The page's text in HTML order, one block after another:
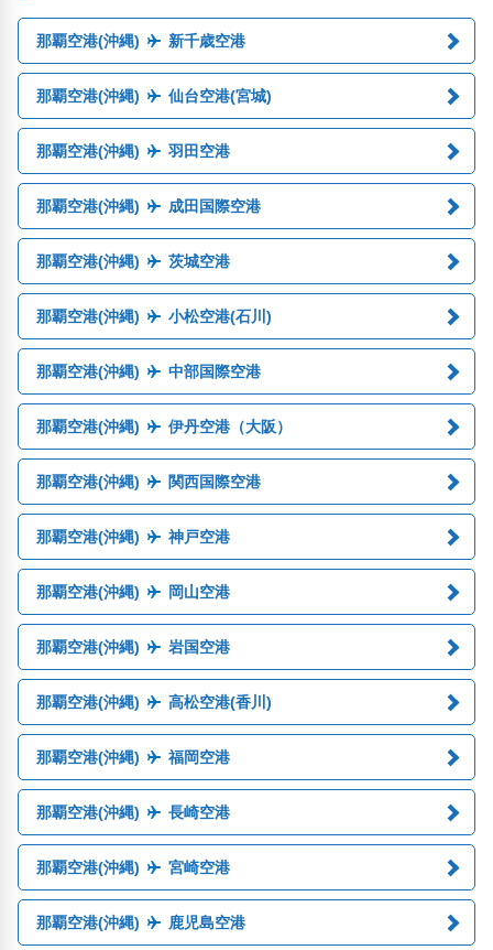
那覇空港(沖縄) 新千歳空港
那覇空港(沖縄) 仙台空港(宮城)
那覇空港(沖縄) 羽田空港
那覇空港(沖縄) 成田国際空港
那覇空港(沖縄) 茨城空港
那覇空港(沖縄) 小松空港(石川)
那覇空港(沖縄) 中部国際空港
那覇空港(沖縄) 伊丹空港（大阪）
那覇空港(沖縄) 関西国際空港
那覇空港(沖縄) 神戸空港
那覇空港(沖縄) 岡山空港
那覇空港(沖縄) 岩国空港
那覇空港(沖縄) 高松空港(香川)
那覇空港(沖縄) 福岡空港
那覇空港(沖縄) 長崎空港
那覇空港(沖縄) 宮崎空港
那覇空港(沖縄) 鹿児島空港